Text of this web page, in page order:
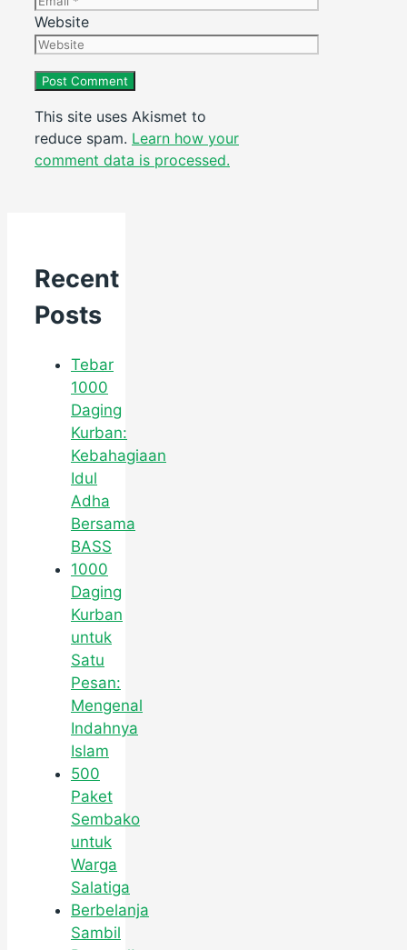
Website
This site uses Akismet to
reduce spam. Learn how your
comment data is processed.
Recent
Posts
Tebar
1000
Daging
Kurban:
Kebahagiaan
Idul
Adha
Bersama
BASS
1000
Daging
Kurban
untuk
Satu
Pesan:
Mengenal
Indahnya
Islam
500
Paket
Sembako
untuk
Warga
Salatiga
Berbelanja
Sambil